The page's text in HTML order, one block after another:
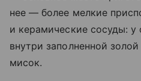
нее — более мелкие
и керамические сосуды: у
внутри заполненной
мисок.